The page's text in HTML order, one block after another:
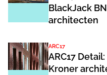
BlackJack
architecten
ARC17
ARC17
Kroner